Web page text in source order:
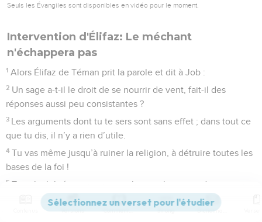
Seuls les Évangiles sont disponibles en vidéo pour le moment.
Intervention d'Élifaz: Le méchant
n'échappera pas
1 Alors Élifaz de Téman prit la parole et dit à Job :
2 Un sage a-t-il le droit de se nourrir de vent, fait-il des
réponses aussi peu consistantes ?
3 Les arguments dont tu te sers sont sans effet ; dans tout ce
que tu dis, il n’y a rien d’utile.
4 Tu vas même jusqu’à ruiner la religion, à détruire toutes les
bases de la foi !
5 Ta culpabilité inspire tes paroles, tu choisis un discours
complètement tordu.
Versions Commentaires Strong